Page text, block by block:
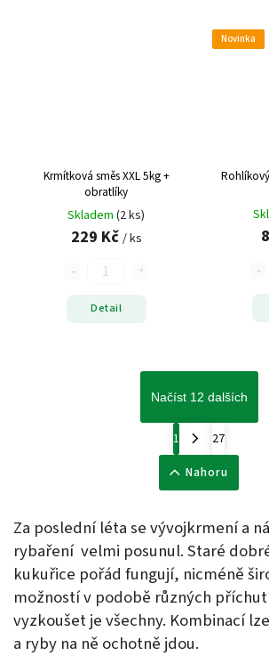
Krmítková směs XXL 5kg +
obratlíky
Skladem (2 ks)
229 Kč / ks
Detail
Novinka
Načíst 12 dalších
1
27
Nahoru
Za poslední léta se vývojkrmení a
rybaření velmi posunul. Staré
kukuřice pořád fungují, nicméně
možností v podobě různých
vyzkoušet je všechny. Kombinací
a ryby na ně ochotně jdou.